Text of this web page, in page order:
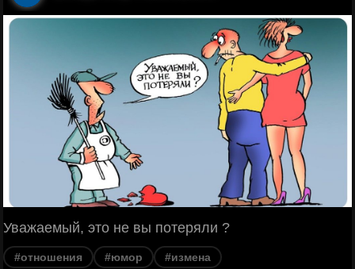
Уважаемый, это не вы потеряли ?
#отношения #юмор #измена